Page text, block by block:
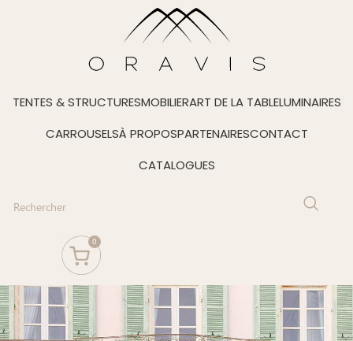
TENTES & STRUCTURESMOBILIERART DE LA TABLELUMINAIRES
CARROUSELSÀ PROPOSPARTENAIRESCONTACT
CATALOGUES
0